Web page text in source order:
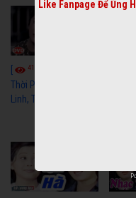
4110
Thời Phóng Đãng - Vũ
Linh, Tài Linh, Chí Linh
Like Fanpage Để Ủng